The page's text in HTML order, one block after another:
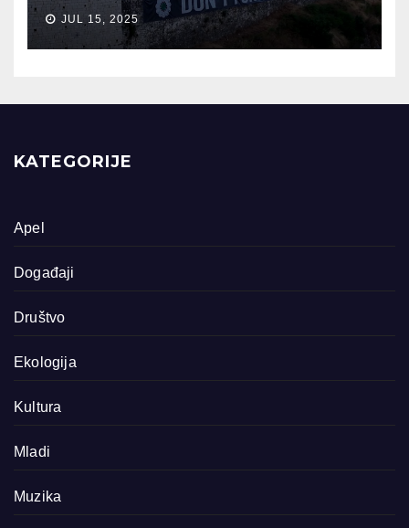
JUL 15, 2025
KATEGORIJE
Apel
Događaji
Društvo
Ekologija
Kultura
Mladi
Muzika